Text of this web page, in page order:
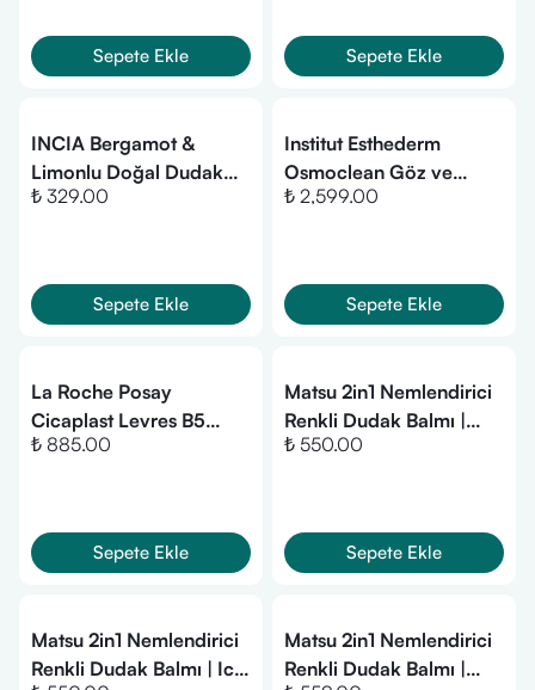
Sepete Ekle Sepete Ekle
INCIA Bergamot &
Limonlu Doğal Dudak
Besleyici 6g
₺ 329.00
Sepete Ekle
Institut Esthederm
Osmoclean Göz ve
Dudak Makyaj
₺ 2,599.00
Sepete Ekle
La Roche Posay
Cicaplast Levres B5
Onarıcı Dudak Bakım
₺ 885.00
Sepete Ekle
Matsu 2in1 Nemlendirici
Renkli Dudak Balmı |
Espresso Glaze- 10 ml
₺ 550.00
Sepete Ekle
Matsu 2in1 Nemlendirici
Renkli Dudak Balmı | Ice
Matsu 2in1 Nemlendirici
Renkli Dudak Balmı |